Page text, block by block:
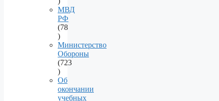
products
МВД
РФ
78
78
products
Министерство
Обороны
723
723
products
Об
окончании
учебных